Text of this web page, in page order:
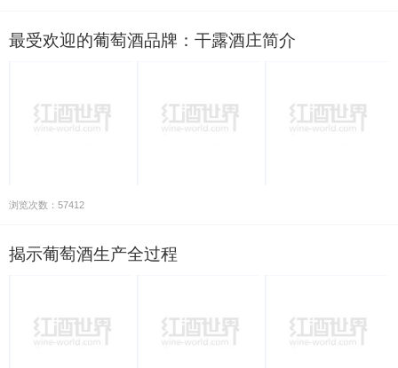
最受欢迎的葡萄酒品牌：干露酒庄简介
浏览次数：57412
揭示葡萄酒生产全过程